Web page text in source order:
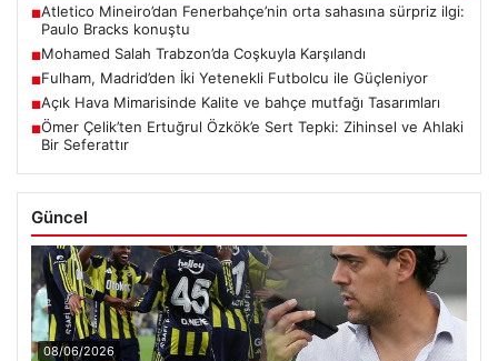
■Atletico Mineiro’dan Fenerbahçe’nin orta sahasına sürpriz ilgi:
Paulo Bracks konuştu
■Mohamed Salah Trabzon’da Coşkuyla Karşılandı
■Fulham, Madrid’den İki Yetenekli Futbolcu ile Güçleniyor
■Açık Hava Mimarisinde Kalite ve bahçe mutfağı Tasarımları
■Ömer Çelik’ten Ertuğrul Özkök’e Sert Tepki: Zihinsel ve Ahlaki
Bir Seferattır
Güncel
08/06/2026